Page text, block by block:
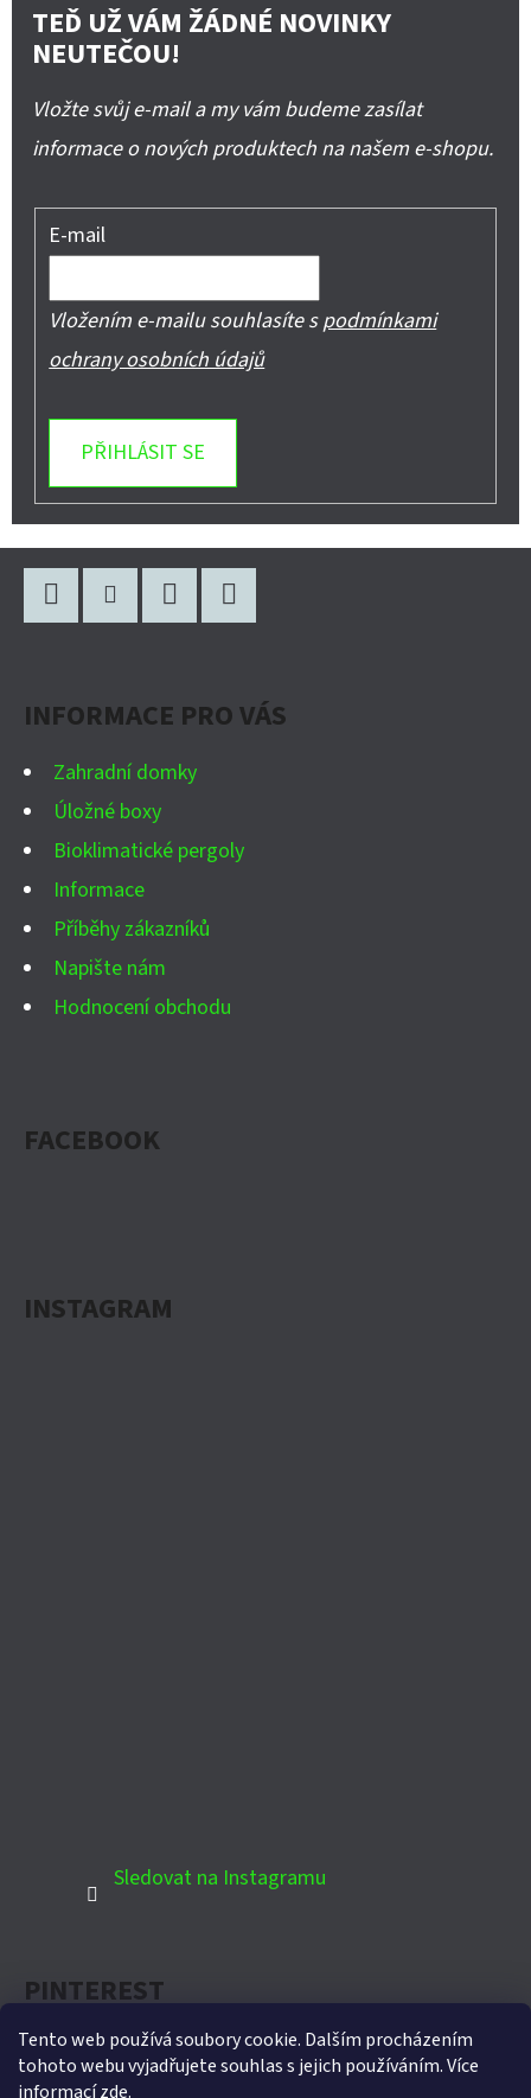
Tento web používá soubory cookie. Dalším procházením
tohoto webu vyjadřujete souhlas s jejich používáním. Více
informacízde.
TEĎ UŽ VÁM ŽÁDNÉ NOVINKY
NEUTEČOU!
Vložte svůj e-mail a my vám budeme zasílat
informace o nových produktech na našem e-shopu.
E-mail
Vložením e-mailu souhlasíte spodmínkami
ochrany osobních údajů
PŘIHLÁSIT SE
INFORMACE PRO VÁS
Zahradní domky
Úložné boxy
Bioklimatické pergoly
Informace
Příběhy zákazníků
Napište nám
Hodnocení obchodu
FACEBOOK
INSTAGRAM
Sledovat na Instagramu
PINTEREST